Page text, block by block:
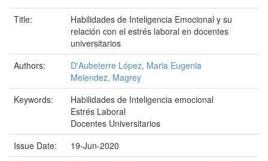
Title:
Habilidades de Inteligencia Emocional y su
relación con el estrés laboral en docentes
universitarios
Authors:
D'Aubeterre López, Maria Eugenia
Melendez, Magrey
Keywords:
Habilidades de Inteligencia emocional
Estrés Laboral
Docentes Universitarios
Issue Date:
19-Jun-2020